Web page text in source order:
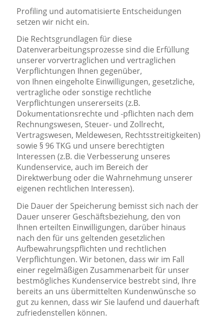
Profiling und automatisierte Entscheidungen
setzen wir nicht ein.
Die Rechtsgrundlagen für diese
Datenverarbeitungsprozesse sind die Erfüllung
unserer vorvertraglichen und vertraglichen
Verpflichtungen Ihnen gegenüber,
von Ihnen eingeholte Einwilligungen, gesetzliche,
vertragliche oder sonstige rechtliche
Verpflichtungen unsererseits (z.B.
Dokumentationsrechte und -pflichten nach dem
Rechnungswesen, Steuer- und Zollrecht,
Vertragswesen, Meldewesen, Rechtsstreitigkeiten)
sowie § 96 TKG und unsere berechtigten
Interessen (z.B. die Verbesserung unseres
Kundenservice, auch im Bereich der
Direktwerbung oder die Wahrnehmung unserer
eigenen rechtlichen Interessen).
Die Dauer der Speicherung bemisst sich nach der
Dauer unserer Geschäftsbeziehung, den von
Ihnen erteilten Einwilligungen, darüber hinaus
nach den für uns geltenden gesetzlichen
Aufbewahrungspflichten und rechtlichen
Verpflichtungen. Wir betonen, dass wir im Fall
einer regelmäßigen Zusammenarbeit für unser
bestmögliches Kundenservice bestrebt sind, Ihre
bereits an uns übermittelten Kundenwünsche so
gut zu kennen, dass wir Sie laufend und dauerhaft
zufriedenstellen können.